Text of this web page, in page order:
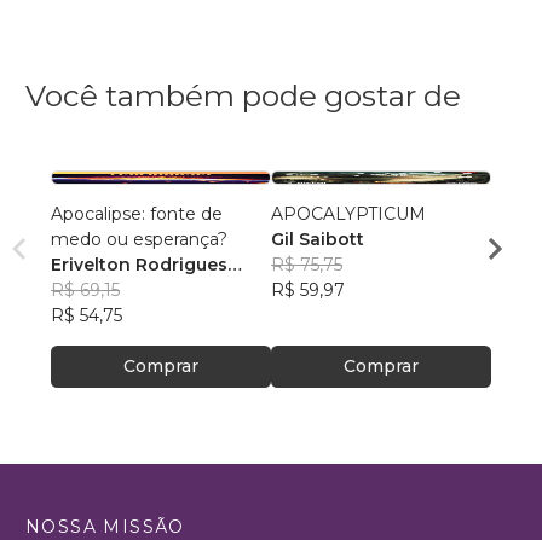
Você também pode gostar de
Apocalipse: fonte de
medo ou esperança?
Erivelton Rodrigues
Nunes
R$ 69,15
R$ 54,75
Comprar
APOCALYPTICUM
Gil Saibott
R$ 75,75
R$ 59,97
Comprar
R$
NOSSA MISSÃO